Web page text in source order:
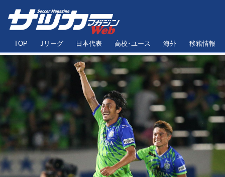
TOP Jリーグ 日本代表 高校･ユース 海外 移籍情報